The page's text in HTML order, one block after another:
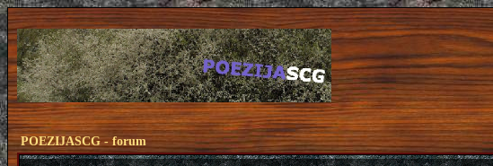
POEZIJASCG - forum